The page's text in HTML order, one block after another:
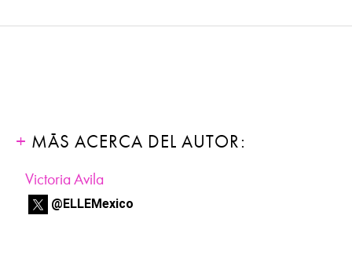
MÁS ACERCA DEL AUTOR:
Victoria Avila
@ELLEMexico